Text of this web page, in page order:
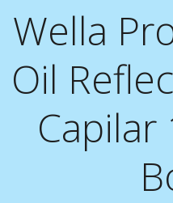
Wella
Oil
Capilar